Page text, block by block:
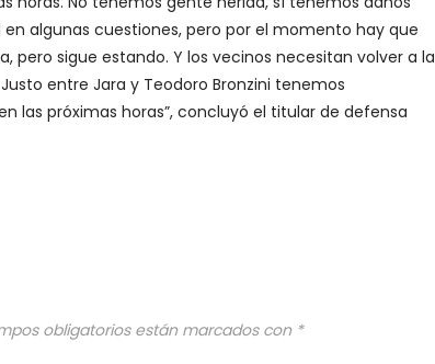
algunas cuestiones, pero por el momento hay que
pero sigue estando. Y los vecinos necesitan volver a la
entre Jara y Teodoro Bronzini tenemos
las próximas horas”, concluyó el titular de defensa
obligatorios están marcados con *